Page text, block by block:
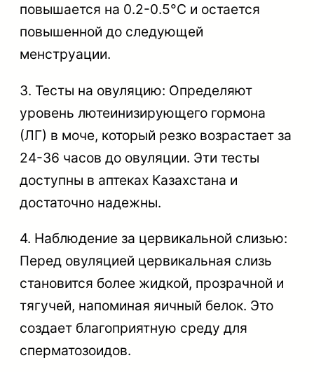
повышается на 0.2-0.5°C и остается
повышенной до следующей
менструации.
3. Тесты на овуляцию: Определяют
уровень лютеинизирующего гормона
(ЛГ) в моче, который резко возрастает за
24-36 часов до овуляции. Эти тесты
доступны в аптеках Казахстана и
достаточно надежны.
4. Наблюдение за цервикальной слизью:
Перед овуляцией цервикальная слизь
становится более жидкой, прозрачной и
тягучей, напоминая яичный белок. Это
создает благоприятную среду для
сперматозоидов.